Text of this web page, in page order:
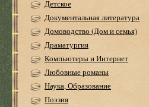
Детское
Документальная литература
Домоводство (Дом и семья)
Драматургия
Компьютеры и Интернет
Любовные романы
Наука, Образование
Поэзия